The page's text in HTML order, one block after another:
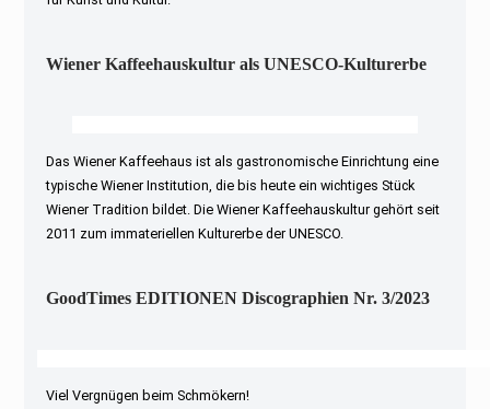
Wiener Kaffeehauskultur als UNESCO-Kulturerbe
Das Wiener Kaffeehaus ist als gastronomische Einrichtung eine
typische Wiener Institution, die bis heute ein wichtiges Stück
Wiener Tradition bildet. Die Wiener Kaffeehauskultur gehört seit
2011 zum immateriellen Kulturerbe der UNESCO.
GoodTimes EDITIONEN Discographien Nr. 3/2023
Viel Vergnügen beim Schmökern!